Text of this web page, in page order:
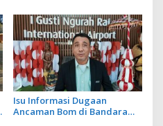
Isu Informasi Dugaan
Ancaman Bom di Bandara